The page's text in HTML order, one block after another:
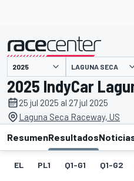
presentado por LAGUNA SECA
2025 IndyCar
25 jul 2025 al 27 jul 2025
Laguna Seca Raceway, US
ResumenResultados
EL PL1 Q1-G1 Q1-G2